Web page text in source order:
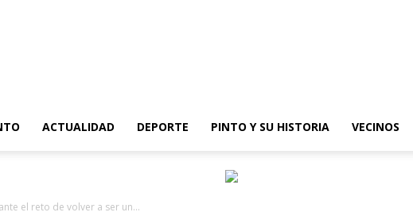
ACTUALIDAD DEPORTE PINTO Y SU HISTORIA VECINOS
el reto de volver a ser un...